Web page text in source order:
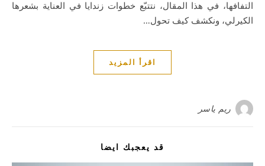
التفافها، في هذا المقال، نتتبّع خطوات زندايا في العناية بشعرها
الكيرلي، ونكشف كيف تحول…
اقرأ المزيد
ريم ياسر
قد يعجبك ايضا